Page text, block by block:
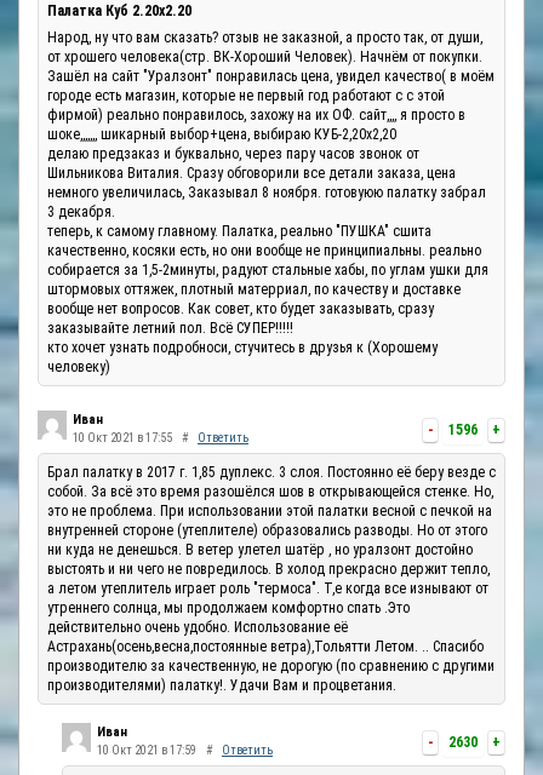
Палатка Куб 2.20x2.20
Народ, ну что вам сказать? отзыв не заказной, а просто так, от души,
от хрошего человека(стр. ВК-Хороший Человек). Начнём от покупки.
Зашёл на сайт "Уралзонт" понравилась цена, увидел качество( в моём
городе есть магазин, которые не первый год работают с с этой
фирмой) реально понравилось, захожу на их ОФ. сайт,,,, я просто в
шоке,,,,,,, шикарный выбор+цена, выбираю КУБ-2,20х2,20
делаю предзаказ и буквально, через пару часов звонок от
Шильникова Виталия. Сразу обговорили все детали заказа, цена
немного увеличилась, Заказывал 8 ноября. готовуюю палатку забрал
3 декабря.
теперь, к самому главному. Палатка, реально "ПУШКА" сшита
качественно, косяки есть, но они вообще не принципиальны. реально
собирается за 1,5-2минуты, радуют стальные хабы, по углам ушки для
штормовых оттяжек, плотный матерриал, по качеству и доставке
вообще нет вопросов. Как совет, кто будет заказывать, сразу
заказывайте летний пол. Всё СУПЕР!!!!!
кто хочет узнать подробноси, стучитесь в друзья к (Хорошему
человеку)
- 1596 +
Иван
10 Окт 2021 в 17:55 # Ответить
Брал палатку в 2017 г. 1,85 дуплекс. 3 слоя. Постоянно её беру везде с
собой. За всё это время разошёлся шов в открывающейся стенке. Но,
это не проблема. При использовании этой палатки весной с печкой на
внутренней стороне (утеплителе) образовались разводы. Но от этого
ни куда не денешься. В ветер улетел шатёр , но уралзонт достойно
выстоять и ни чего не повредилось. В холод прекрасно держит тепло,
а летом утеплитель играет роль "термоса". Т,е когда все изнывают от
утреннего солнца, мы продолжаем комфортно спать .Это
действительно очень удобно. Использование её
Астрахань(осень,весна,постоянные ветра),Тольятти Летом. .. Спасибо
производителю за качественную, не дорогую (по сравнению с другими
производителями) палатку!. Удачи Вам и процветания.
- 2630 +
Иван
10 Окт 2021 в 17:59 # Ответить